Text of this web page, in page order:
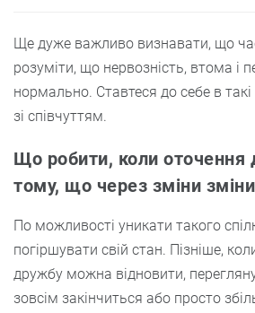
Ще дуже важливо визнавати, що
розуміти, що нервозність, втома і
нормально. Ставтеся до себе в такі
зі співчуттям.
Що робити, коли оточення
тому, що через зміни
По можливості уникати такого
погіршувати свій стан. Пізніше,
дружбу можна відновити,
зовсім закінчиться або просто